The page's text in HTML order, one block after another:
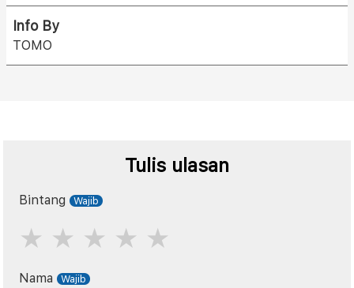
Info By
TOMO
Tulis ulasan
Bintang
Nama